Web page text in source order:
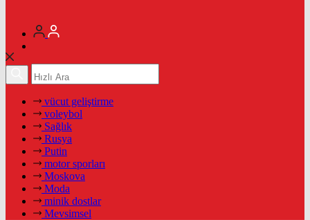
vücut geliştirme
voleybol
Sağlık
Rusya
Putin
motor sporları
Moskova
Moda
minik dostlar
Mevsimsel